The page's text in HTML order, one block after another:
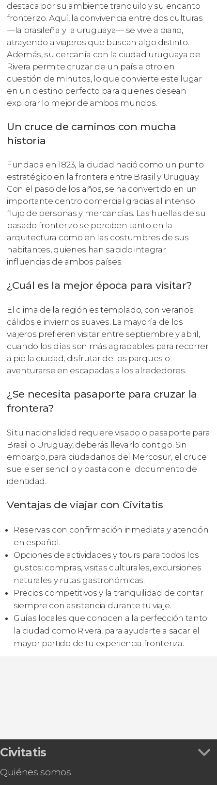
destaca por su ambiente tranquilo y su encanto
fronterizo. Aquí, la convivencia entre dos culturas
—la brasileña y la uruguaya— se vive a diario,
atrayendo a viajeros que buscan algo distinto.
Además, su cercanía con la ciudad uruguaya de
Rivera permite cruzar de un país a otro en
cuestión de minutos, lo que convierte este lugar
en un destino perfecto para quienes desean
explorar lo mejor de ambos mundos.
Un cruce de caminos con mucha
historia
Fundada en 1823, la ciudad nació como un punto
estratégico en la frontera entre Brasil y Uruguay.
Con el paso de los años, se ha convertido en un
importante centro comercial gracias al intenso
flujo de personas y mercancías. Las huellas de su
pasado fronterizo se perciben tanto en la
arquitectura como en las costumbres de sus
habitantes, quienes han sabido integrar
influencias de ambos países.
¿Cuál es la mejor época para visitar?
El clima de la región es templado, con veranos
cálidos e inviernos suaves. La mayoría de los
viajeros prefieren visitar entre septiembre y abril,
cuando los días son más agradables para recorrer
a pie la ciudad, disfrutar de los parques o
aventurarse en escapadas a los alrededores.
¿Se necesita pasaporte para cruzar la
frontera?
Si tu nacionalidad requiere visado o pasaporte para
Brasil o Uruguay, deberás llevarlo contigo. Sin
embargo, para ciudadanos del Mercosur, el cruce
suele ser sencillo y basta con el documento de
identidad.
Ventajas de viajar con Civitatis
Reservas con confirmación inmediata y atención
en español.
Opciones de actividades y tours para todos los
gustos: compras, visitas culturales, excursiones
naturales y rutas gastronómicas.
Precios competitivos y la tranquilidad de contar
siempre con asistencia durante tu viaje.
Guías locales que conocen a la perfección tanto
la ciudad como Rivera, para ayudarte a sacar el
mayor partido de tu experiencia fronteriza.
Civitatis
Quiénes somos